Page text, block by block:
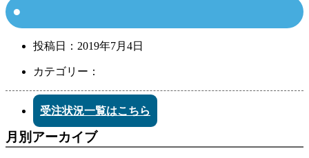
投稿日： 2019年7月4日
カテゴリー：
受注状況一覧はこちら
月別アーカイブ